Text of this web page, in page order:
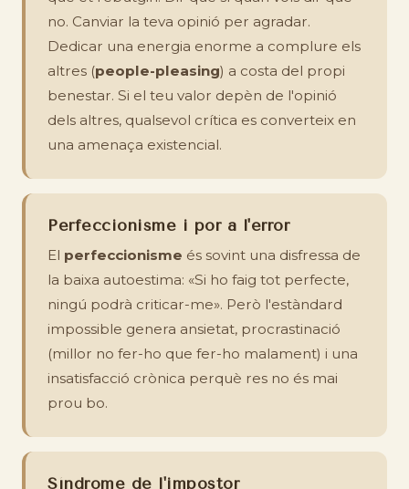
no. Canviar la teva opinió per agradar.
Dedicar una energia enorme a complure els
altres (people-pleasing) a costa del propi
benestar. Si el teu valor depèn de l'opinió
dels altres, qualsevol crítica es converteix en
una amenaça existencial.
Perfeccionisme i por a l'error
El perfeccionisme és sovint una disfressa de
la baixa autoestima: «Si ho faig tot perfecte,
ningú podrà criticar-me». Però l'estàndard
impossible genera ansietat, procrastinació
(millor no fer-ho que fer-ho malament) i una
insatisfacció crònica perquè res no és mai
prou bo.
Síndrome de l'impostor